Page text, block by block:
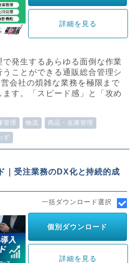
詳細を見る
発生するあらゆる面倒な作業
ことができる通販総合管理シ
会社の煩雑な業務を極限まで
す。「スピード感」と「攻め
管理 物流 商品・在庫管理
ず
｜受注業務のDX化と持続的成
一括ダウンロード選択
個別ダウンロード
詳細を見る